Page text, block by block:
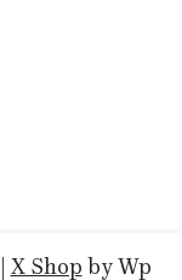
X Shop by Wp